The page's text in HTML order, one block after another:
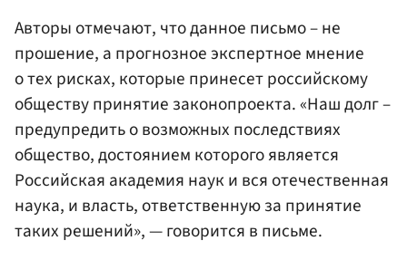
Авторы отмечают, что данное письмо – не
прошение, а прогнозное экспертное мнение
о тех рисках, которые принесет российскому
обществу принятие законопроекта. «Наш долг –
предупредить о возможных последствиях
общество, достоянием которого является
Российская академия наук и вся отечественная
наука, и власть, ответственную за принятие
таких решений», — говорится в письме.